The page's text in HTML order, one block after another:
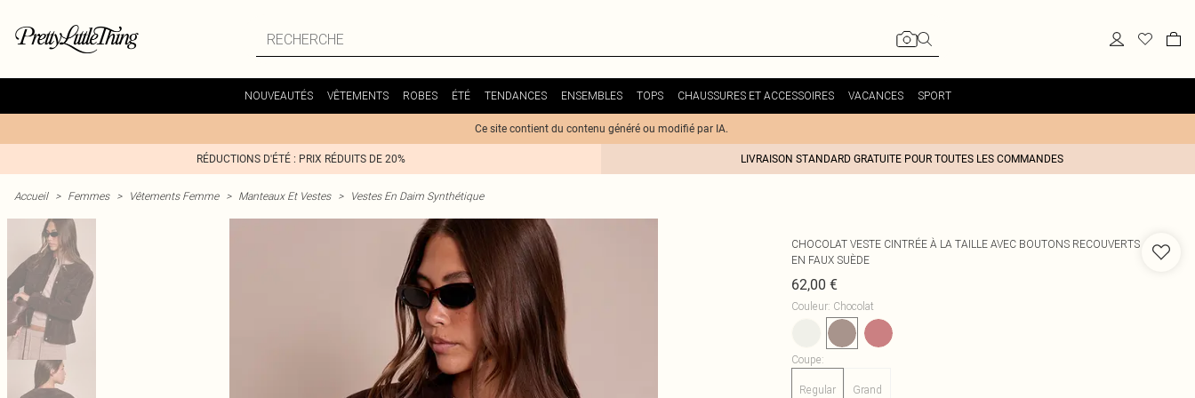
NOUVEAUTÉS VÊTEMENTS ROBES ÉTÉ TENDANCES ENSEMBLES TOPS CHAUSSURES ET ACCESSOIRES VACANCES SPORT
Ce site contient du contenu généré ou modifié par IA.
RÉDUCTIONS D'ÉTÉ : PRIX RÉDUITS DE 20% LIVRAISON STANDARD GRATUITE POUR TOUTES LES COMMANDES
Accueil > Femmes > Vêtements Femme > Manteaux Et Vestes > Vestes En Daim Synthétique
CHOCOLAT VESTE CINTRÉE À LA TAILLE AVEC BOUTONS RECOUVERTS
EN FAUX SUÈDE
62,00 €
Couleur: Chocolat
Coupe:
Regular Grand